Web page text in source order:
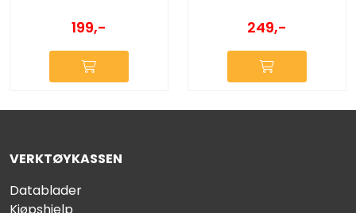
199,- 249,-
VERKTØYKASSEN
Datablader
Kjøpshjelp